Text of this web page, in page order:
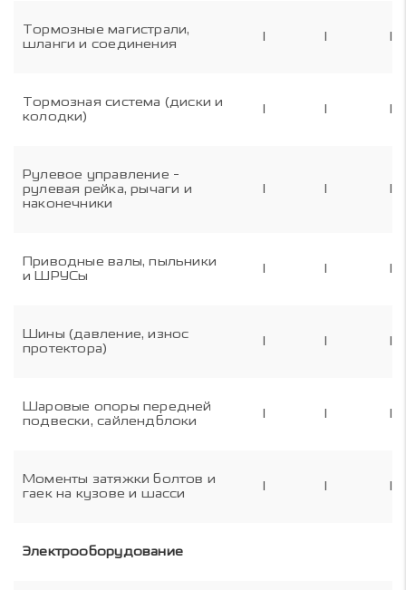
Тормозные магистрали,
шланги и соединения
I I I
Тормозная система (диски и
колодки)
I I I
Рулевое управление -
рулевая рейка, рычаги и
наконечники
I I I
Приводные валы, пыльники
и ШРУСы
I I I
Шины (давление, износ
протектора)
I I I
Шаровые опоры передней
подвески, сайлендблоки
I I I
Моменты затяжки болтов и
гаек на кузове и шасси
I I I
Электрооборудование